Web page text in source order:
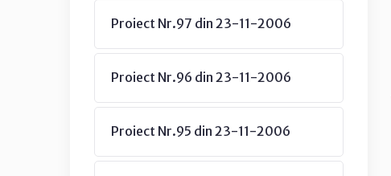
Proiect Nr.97 din 23-11-2006
Proiect Nr.96 din 23-11-2006
Proiect Nr.95 din 23-11-2006